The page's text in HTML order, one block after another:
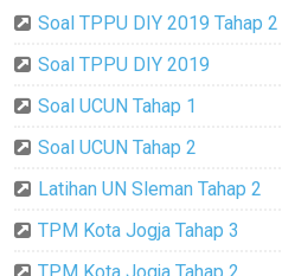
Soal TPPU DIY 2019 Tahap 2
Soal TPPU DIY 2019
Soal UCUN Tahap 1
Soal UCUN Tahap 2
Latihan UN Sleman Tahap 2
TPM Kota Jogja Tahap 3